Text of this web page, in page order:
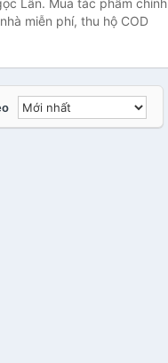
Lân. Mua tác phẩm chính
miễn phí, thu hộ COD